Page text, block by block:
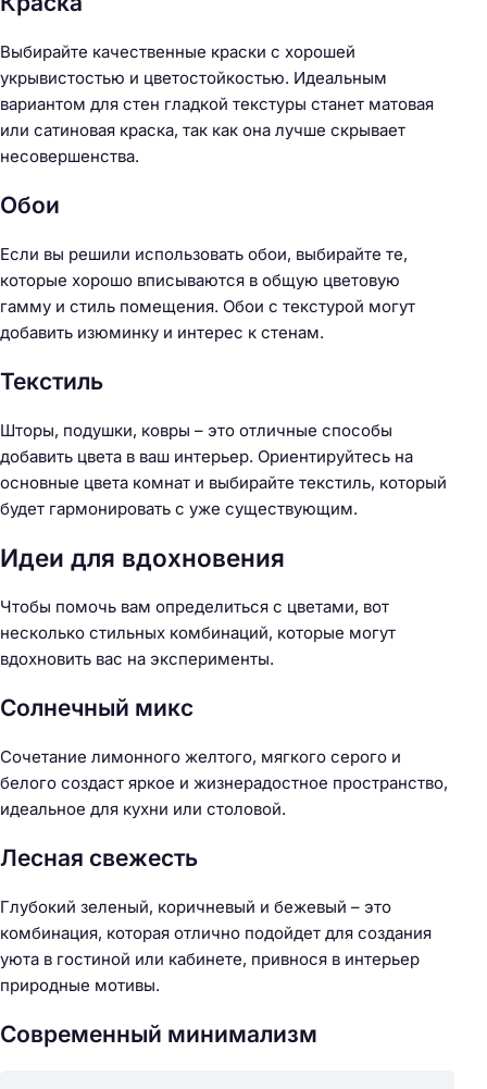
Выбирайте качественные краски с хорошей
укрывистостью и цветостойкостью. Идеальным
вариантом для стен гладкой текстуры станет матовая
или сатиновая краска, так как она лучше скрывает
несовершенства.
Обои
Если вы решили использовать обои, выбирайте те,
которые хорошо вписываются в общую цветовую
гамму и стиль помещения. Обои с текстурой могут
добавить изюминку и интерес к стенам.
Текстиль
Шторы, подушки, ковры – это отличные способы
добавить цвета в ваш интерьер. Ориентируйтесь на
основные цвета комнат и выбирайте текстиль, который
будет гармонировать с уже существующим.
Идеи для вдохновения
Чтобы помочь вам определиться с цветами, вот
несколько стильных комбинаций, которые могут
вдохновить вас на эксперименты.
Солнечный микс
Сочетание лимонного желтого, мягкого серого и
белого создаст яркое и жизнерадостное пространство,
идеальное для кухни или столовой.
Лесная свежесть
Глубокий зеленый, коричневый и бежевый – это
комбинация, которая отлично подойдет для создания
уюта в гостиной или кабинете, привнося в интерьер
природные мотивы.
Современный минимализм
Н
й
т
и
: